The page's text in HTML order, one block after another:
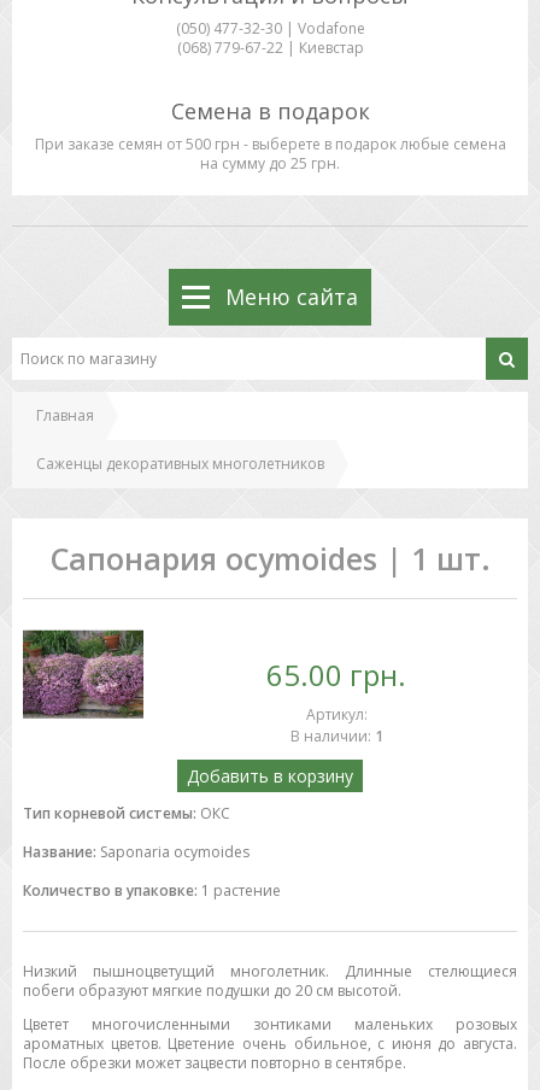
(050) 477-32-30 | Vodafone
(068) 779-67-22 | Киевстар
Семена в подарок
При заказе семян от 500 грн - выберете в подарок любые семена
на сумму до 25 грн.
Меню сайта
Главная
Саженцы декоративных многолетников
Сапонария ocymoides | 1 шт.
65.00 грн.
Артикул:
В наличии: 1
Добавить в корзину
Тип корневой системы: ОКС
Название: Saponaria ocymoides
Количество в упаковке: 1 растение
Низкий пышноцветущий многолетник. Длинные стелющиеся
побеги образуют мягкие подушки до 20 см высотой.
Цветет многочисленными зонтиками маленьких розовых
ароматных цветов. Цветение очень обильное, с июня до августа.
После обрезки может зацвести повторно в сентябре.